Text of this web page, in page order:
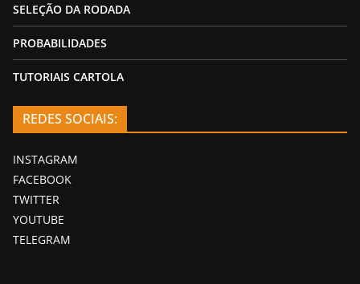
SELEÇÃO DA RODADA
PROBABILIDADES
TUTORIAIS CARTOLA
REDES SOCIAIS:
INSTAGRAM
FACEBOOK
TWITTER
YOUTUBE
TELEGRAM